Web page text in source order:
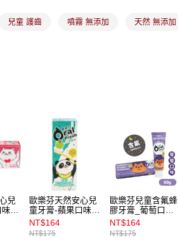
MONEY」等通路繳費。
款，請詳閱以下連結：
滿NT$899(含以上)免運費
NT$3,000(含以上)免運費
NT$399(含以上)免運費
兒童 護齒 噴霧 無添加 天然 無添加
兒
味
歐樂芬天然安心兒
童牙膏-蘋果口味
60g
NT$164
NT$175
歐樂芬兒童含氟蜂
膠牙膏_葡萄口味
60g
NT$164
NT$175